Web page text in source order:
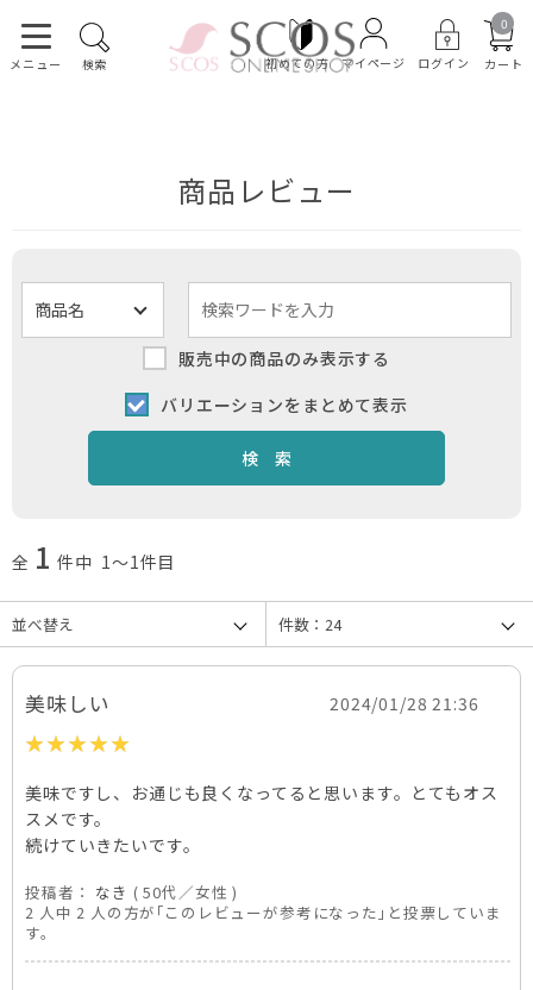
メニュー 検索 初めての方 マイページ ログイン
0
カート
商品レビュー
販売中の商品のみ表示する
バリエーションをまとめて表示
全 1 件中 1～1件目
美味しい 2024/01/28 21:36
美味ですし、お通じも良くなってると思います。とてもオス
スメです。
続けていきたいです。
投稿者： なき ( 50代／女性 )
2 人中 2 人の方が｢このレビューが参考になった｣と投票していま
す。